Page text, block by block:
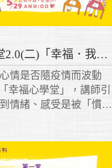
幸福心學堂2.0(二)「幸福．我抓得住～辨析抉擇」課程重點
情是否隨疫情而波動
幸福心學堂」，講師引
情緒、感受是被「慣性